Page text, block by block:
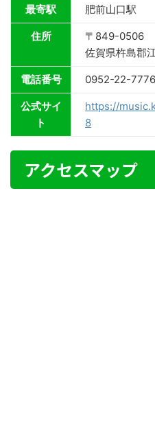
最寄駅 肥前山口駅
住所
〒849-0506
佐賀県杵島郡
電話番号 0952-22-7776
公式サイ
ト
https://
8
アクセスマップ